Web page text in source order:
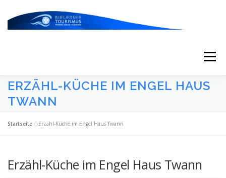
Menü
ESSEN/TRINKEN/SCHLAFEN UNTERWEGS
ERZÄHL-KÜCHE IM ENGEL HAUS
TWANN
Startseite »Erzähl-Küche im Engel Haus Twann
Erzähl-Küche im Engel Haus Twann